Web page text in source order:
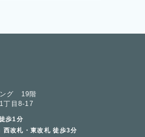
ング 19階
丁目8-17
歩1分
西改札・東改札 徒歩3分